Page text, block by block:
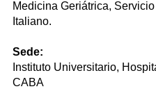
Medicina Geriátrica,
Italiano.
Sede:
Instituto Universitario,
CABA